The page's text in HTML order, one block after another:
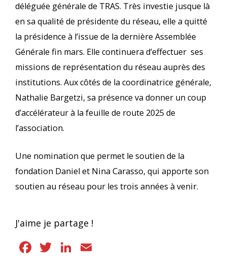
déléguée générale de TRAS. Très investie jusque là
en sa qualité de présidente du réseau, elle a quitté
la présidence à l’issue de la dernière Assemblée
Générale fin mars. Elle continuera d’effectuer ses
missions de représentation du réseau auprès des
institutions. Aux côtés de la coordinatrice générale,
Nathalie Bargetzi, sa présence va donner un coup
d’accélérateur à la feuille de route 2025 de
l’association.
Une nomination que permet le soutien de la
fondation Daniel et Nina Carasso, qui apporte son
soutien au réseau pour les trois années à venir.
J'aime je partage !
Facebook
TwitterLinkedIn